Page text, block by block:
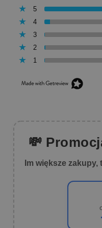
5
4
3
2
1
💸
Im większe